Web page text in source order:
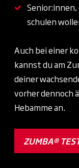
schulen
Auch bei einer
kannst du am
deiner
vorher dennoch
Hebamme an.
ZUMBA®